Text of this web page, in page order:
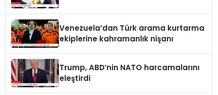
Venezuela’dan Türk arama kurtarma
ekiplerine kahramanlık nişanı
Trump, ABD’nin NATO harcamalarını
eleştirdi